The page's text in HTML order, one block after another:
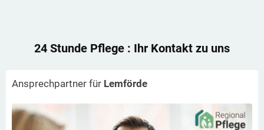
24 Stunde Pflege : Ihr Kontakt zu uns
Ansprechpartner für Lemförde